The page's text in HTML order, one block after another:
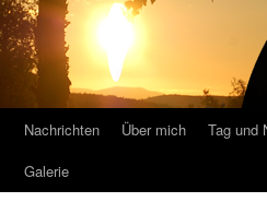
Nachrichten Über mich Tag und
Galerie